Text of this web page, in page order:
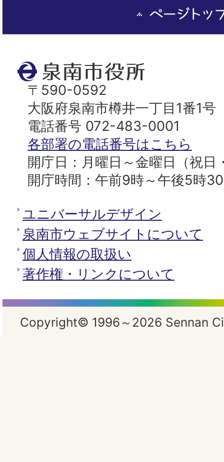
泉
南
市
役
所
〒590-0592
大阪府泉南市樽井一丁目1番1号
電話番号 072-483-0001
各部署の電話番号はこちら
開庁日：月曜日～金曜日（祝日
開庁時間：午前9時～午後5時
ユニバーサルデザイン
泉南市ウェブサイトについて
個人情報の取扱い
著作権・リンクについて
Copyright© 1996～2026 Sennan